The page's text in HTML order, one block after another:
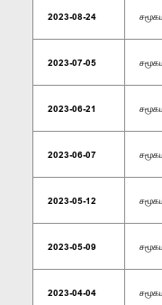
2023-08-24
2023-07-05
2023-06-21
2023-06-07
2023-05-12
2023-05-09
2023-04-04